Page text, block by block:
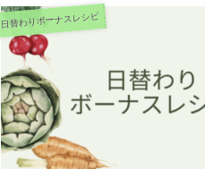
日替わりボーナスレシピ